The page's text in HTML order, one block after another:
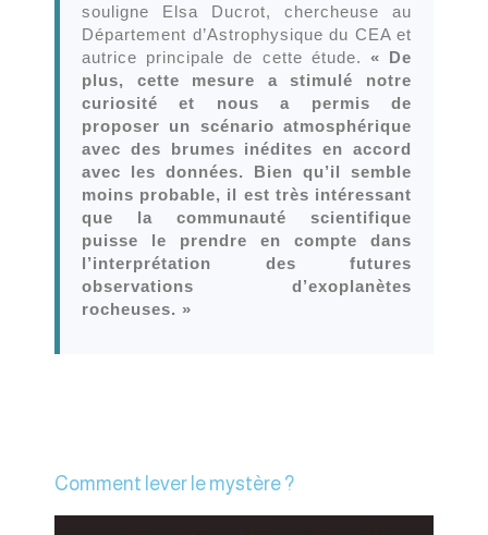
souligne Elsa Ducrot, chercheuse au
Département d’Astrophysique du CEA et
autrice principale de cette étude. « De
plus, cette mesure a stimulé notre
curiosité et nous a permis de
proposer un scénario atmosphérique
avec des brumes inédites en accord
avec les données. Bien qu’il semble
moins probable, il est très intéressant
que la communauté scientifique
puisse le prendre en compte dans
l’interprétation des futures
observations d’exoplanètes
rocheuses. »
Comment lever le mystère ?